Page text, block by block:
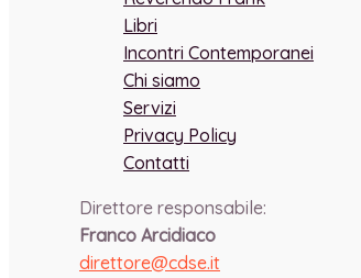
Libri
Incontri Contemporanei
Chi siamo
Servizi
Privacy Policy
Contatti
Direttore responsabile:
Franco Arcidiaco
direttore@cdse.it